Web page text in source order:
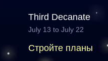
Third Decanate
July 13 to July 22
Cтройте планы